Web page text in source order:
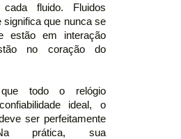
fluido. Fluidos
que nunca se
estão em interação
no coração do
todo o relógio
ideal, o
ser perfeitamente
prática, sua